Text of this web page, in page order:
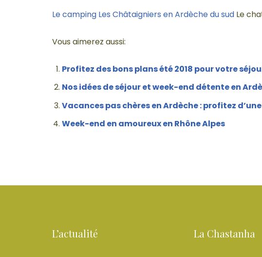
Le camping Les Châtaigniers en Ardèche du sud Le
Vous aimerez aussi:
Profitez des bons plans été 2018 pour votre
Nos idées de séjour et week-end détente en
Vacances pas chères en Ardèche : profitez
Week-end en amoureux en Rhône Alpes
L’actualité La Chastanha